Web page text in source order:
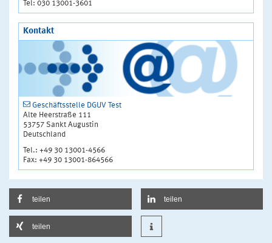
Tel: 030 13001-3601
Kontakt
Geschäftsstelle DGUV Test
Alte Heerstraße 111
53757 Sankt Augustin
Deutschland
Tel.: +49 30 13001-4566
Fax: +49 30 13001-864566
teilen teilen
teilen